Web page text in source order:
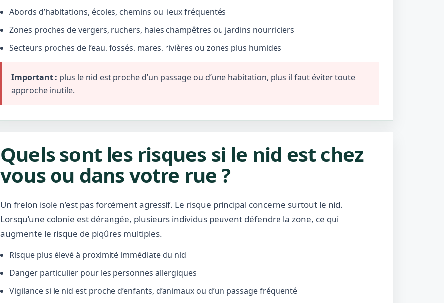
Abords d’habitations, écoles, chemins ou lieux fréquentés
Zones proches de vergers, ruchers, haies champêtres ou jardins nourriciers
Secteurs proches de l’eau, fossés, mares, rivières ou zones plus humides
Important : plus le nid est proche d’un passage ou d’une habitation, plus il faut éviter toute
approche inutile.
Quels sont les risques si le nid est chez
vous ou dans votre rue ?
Un frelon isolé n’est pas forcément agressif. Le risque principal concerne surtout le nid.
Lorsqu’une colonie est dérangée, plusieurs individus peuvent défendre la zone, ce qui
augmente le risque de piqûres multiples.
Risque plus élevé à proximité immédiate du nid
Danger particulier pour les personnes allergiques
Vigilance si le nid est proche d’enfants, d’animaux ou d’un passage fréquenté